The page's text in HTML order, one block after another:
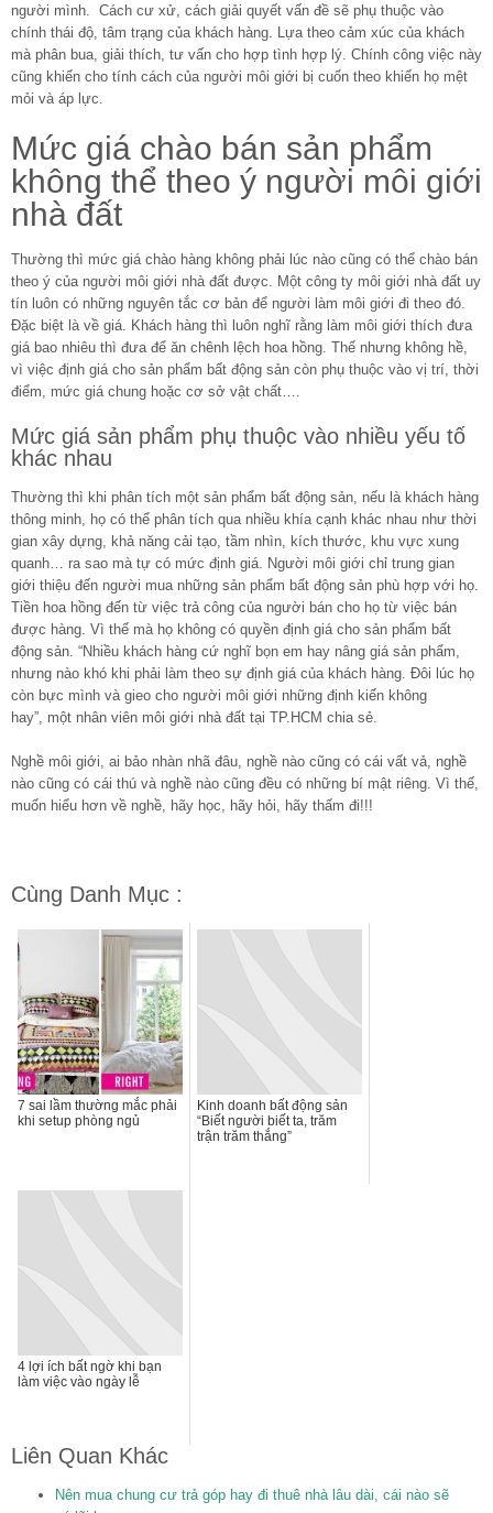
người mình. Cách cư xử, cách giải quyết vấn đề sẽ phụ thuộc vào
chính thái độ, tâm trạng của khách hàng. Lựa theo cảm xúc của khách
mà phân bua, giải thích, tư vấn cho hợp tình hợp lý. Chính công việc này
cũng khiến cho tính cách của người môi giới bị cuốn theo khiến họ mệt
mỏi và áp lực.
Mức giá chào bán sản phẩm
không thể theo ý người môi giới
nhà đất
Thường thì mức giá chào hàng không phải lúc nào cũng có thể chào bán
theo ý của người môi giới nhà đất được. Một công ty môi giới nhà đất uy
tín luôn có những nguyên tắc cơ bản để người làm môi giới đi theo đó.
Đặc biệt là về giá. Khách hàng thì luôn nghĩ rằng làm môi giới thích đưa
giá bao nhiêu thì đưa để ăn chênh lệch hoa hồng. Thế nhưng không hề,
vì việc định giá cho sản phẩm bất động sản còn phụ thuộc vào vị trí, thời
điểm, mức giá chung hoặc cơ sở vật chất….
Mức giá sản phẩm phụ thuộc vào nhiều yếu tố
khác nhau
Thường thì khi phân tích một sản phẩm bất động sản, nếu là khách hàng
thông minh, họ có thể phân tích qua nhiều khía cạnh khác nhau như thời
gian xây dựng, khả năng cải tạo, tầm nhìn, kích thước, khu vực xung
quanh… ra sao mà tự có mức định giá. Người môi giới chỉ trung gian
giới thiệu đến người mua những sản phẩm bất động sản phù hợp với họ.
Tiền hoa hồng đến từ việc trả công của người bán cho họ từ việc bán
được hàng. Vì thế mà họ không có quyền định giá cho sản phẩm bất
động sản. “Nhiều khách hàng cứ nghĩ bọn em hay nâng giá sản phẩm,
nhưng nào khó khi phải làm theo sự định giá của khách hàng. Đôi lúc họ
còn bực mình và gieo cho người môi giới những định kiến không
hay”, một nhân viên môi giới nhà đất tại TP.HCM chia sẻ.
Nghề môi giới, ai bảo nhàn nhã đâu, nghề nào cũng có cái vất vả, nghề
nào cũng có cái thú và nghề nào cũng đều có những bí mật riêng. Vì thế,
muốn hiểu hơn về nghề, hãy học, hãy hỏi, hãy thấm đi!!!
Cùng Danh Mục :
7 sai lầm thường mắc phải
khi setup phòng ngủ
Kinh doanh bất động sản
“Biết người biết ta, trăm
trận trăm thắng”
4 lợi ích bất ngờ khi bạn
làm việc vào ngày lễ
Liên Quan Khác
Nên mua chung cư trả góp hay đi thuê nhà lâu dài, cái nào sẽ